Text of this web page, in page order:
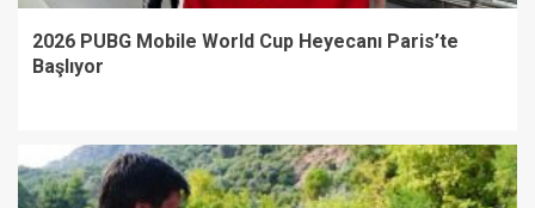
2026 PUBG Mobile World Cup Heyecanı Paris’te
Başlıyor